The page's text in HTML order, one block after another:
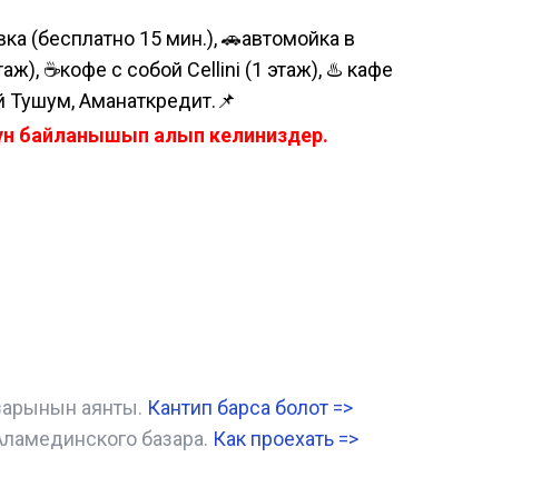
(бесплатно 15 мин.), 🚗автомойка в
☕кофе с собой Cellini (1 этаж), ♨️ кафе
Тушум, Аманаткредит.📌
байланышып алып келиниздер.
аянты. Кантип барса болот =>
базара. Как проехать =>